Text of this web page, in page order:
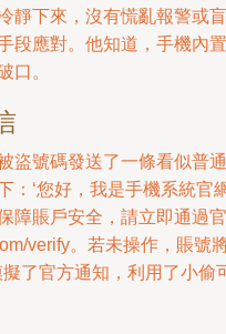
靜下來，沒有慌亂報警或盲
段應對。他知道，手機內置
口。
盜號碼發送了一條看似普通
：‘您好，我是手機系統官
障賬戶安全，請立即通過官
verify。若未操作，賬號
了官方通知，利用了小偷